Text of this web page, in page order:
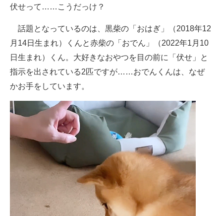
企業向けIT製品の総合サイト
IT製品の技術・比較・事例
製造業のIT導入・活用を支援
モノづくり技術者専門サイト
エレクトロニクス専門サイト
電子設計の基本と応用
エネルギーの専門メディア
建設×テクノロジーの最前線
ちょっと気になるネットの話題
伏せって……こうだっけ？
話題となっているのは、黒柴の「おはぎ」（2018年12
月14日生まれ）くんと赤柴の「おでん」（2022年1月10
日生まれ）くん。大好きなおやつを目の前に「伏せ」と
指示を出されている2匹ですが……おでんくんは、なぜ
かお手をしています。